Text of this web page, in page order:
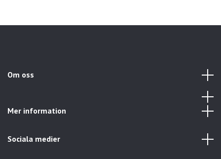
Om oss
Mer information
Sociala medier